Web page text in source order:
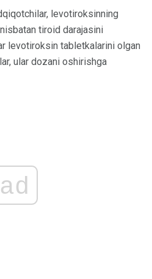
levotiroksinning
tiroid darajasini
levotiroksin tabletkalarini olgan
ular dozani oshirishga
ad